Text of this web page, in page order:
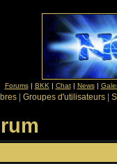
Forums| BKK | Chat| News|
Groupes d'utilisateurs